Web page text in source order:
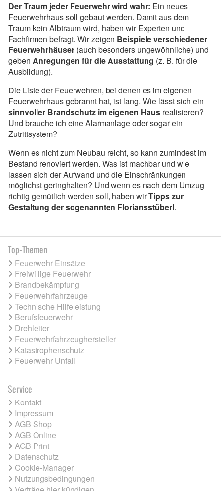
Der Traum jeder Feuerwehr wird wahr: Ein neues
Feuerwehrhaus soll gebaut werden. Damit aus dem
Traum kein Albtraum wird, haben wir Experten und
Fachfirmen befragt. Wir zeigen Beispiele verschiedener
Feuerwehrhäuser (auch besonders ungewöhnliche) und
geben Anregungen für die Ausstattung (z. B. für die
Ausbildung).
Die Liste der Feuerwehren, bei denen es im eigenen
Feuerwehrhaus gebrannt hat, ist lang. Wie lässt sich ein
sinnvoller Brandschutz im eigenen Haus realisieren?
Und brauche ich eine Alarmanlage oder sogar ein
Zutrittsystem?
Wenn es nicht zum Neubau reicht, so kann zumindest im
Bestand renoviert werden. Was ist machbar und wie
lassen sich der Aufwand und die Einschränkungen
möglichst geringhalten? Und wenn es nach dem Umzug
richtig gemütlich werden soll, haben wirTipps zur
Gestaltung der sogenannten Floriansstüberl.
Top-Themen
Feuerwehr Einsätze
Freiwillige Feuerwehr
Brandbekämpfung
Feuerwehrfahrzeuge
Technische Hilfeleistung
Berufsfeuerwehr
Drehleiter
Feuerwehrfahrzeughersteller
Katastrophenschutz
Feuerwehr Unfall
Service
Kontakt
Impressum
AGB Shop
AGB Online
AGB Print
Datenschutz
Cookie-Manager
Nutzungsbedingungen